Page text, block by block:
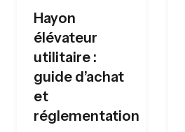
Hayon
élévateur
utilitaire :
guide d’achat
et
réglementation